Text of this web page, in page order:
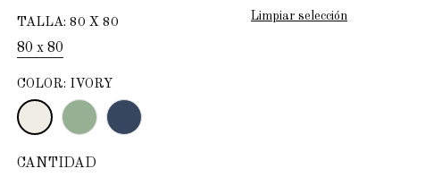
Limpiar selección
TALLA: 80 X 80
80 x 80
COLOR: IVORY